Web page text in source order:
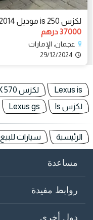
لكزس is 250 موديل 2014
37000 درهم
عجمان، الإمارات
29/12/2024
Lexus is لكزس LX 570
لكزس ls
Lexus gs
الرئيسية سيارات للبيع
مساعدة
روابط مفيدة
دول أخرى